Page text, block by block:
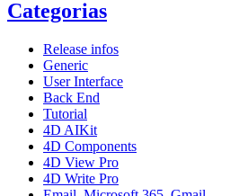
Categorias
Release infos
Generic
User Interface
Back End
Tutorial
4D AIKit
4D Components
4D View Pro
4D Write Pro